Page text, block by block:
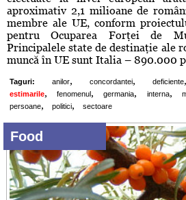
aproximativ 2,1 milioane de
membre ale UE, conform
pentru Ocuparea Forţei de
Principalele state de destinaţie ale
muncă în UE sunt Italia – 890.000
Taguri: anilor, concordantei, deficiente,
estimarile, fenomenul , germania, interna,
persoane, politici, sectoare
Food